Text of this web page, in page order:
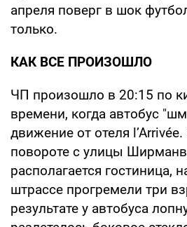
апреля поверг в шок
только.
КАК ВСЕ ПРОИЗОШЛО
ЧП произошло в 20:15 по
времени, когда автобус
движение от отеля
повороте с улицы
располагается гостиница,
штрассе прогремели три
результате у автобуса